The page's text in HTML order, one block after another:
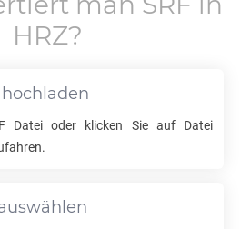
HRZ?
Datei oder klicken Sie auf Datei